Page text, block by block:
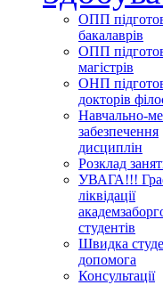
ОПП
бакалаврів
ОПП
магістрів
ОНП
докторів
Навчально-
забезпечення
дисциплін
Розклад
УВАГА!!!
ліквідації
студентів
Швидка
допомога
Консультації